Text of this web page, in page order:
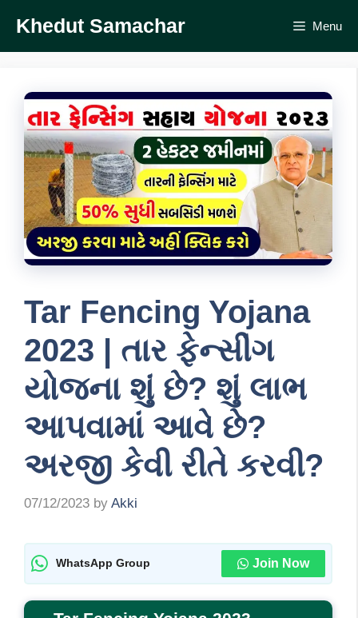
content
Khedut Samachar Menu
Tar Fencing Yojana
2023 | તાર ફેન્‍સીંગ
યોજના શું છે? શું લાભ
આપવામાં આવે છે?
અરજી કેવી રીતે કરવી?
07/12/2023 by Akki
WhatsApp Group Join Now